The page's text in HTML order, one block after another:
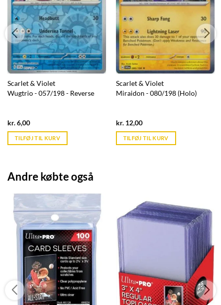
Scarlet & Violet
Wugtrio - 057/198 - Reverse
kr.6,00Current
is:
kr. 39,95.
TILFØJ TIL KURV
Scarlet & Violet
Miraidon - 080/198 (Holo)
kr.12,00Current
is:
kr. 39,95.
TILFØJ TIL KURV
Andre købte også